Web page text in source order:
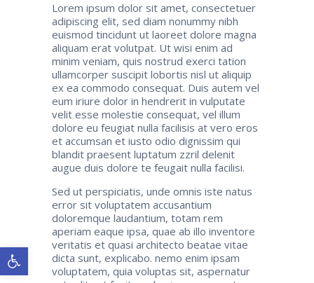
Ανοίξτε τη γραμμή εργαλείων
Lorem ipsum dolor sit amet, consectetuer
adipiscing elit, sed diam nonummy nibh
euismod tincidunt ut laoreet dolore magna
aliquam erat volutpat. Ut wisi enim ad
minim veniam, quis nostrud exerci tation
ullamcorper suscipit lobortis nisl ut aliquip
ex ea commodo consequat. Duis autem vel
eum iriure dolor in hendrerit in vulputate
velit esse molestie consequat, vel illum
dolore eu feugiat nulla facilisis at vero eros
et accumsan et iusto odio dignissim qui
blandit praesent luptatum zzril delenit
augue duis dolore te feugait nulla facilisi.
Sed ut perspiciatis, unde omnis iste natus
error sit voluptatem accusantium
doloremque laudantium, totam rem
aperiam eaque ipsa, quae ab illo inventore
veritatis et quasi architecto beatae vitae
dicta sunt, explicabo. nemo enim ipsam
voluptatem, quia voluptas sit, aspernatur